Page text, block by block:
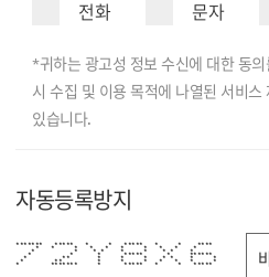
전화
문자
*귀하는 광고성 정보 수신에 대한 동
시 수집 및 이용 목적에 나열된 서비스
있습니다.
자동등록방지
******* ***** * * ***** * * ****
* * * * * * * * * *
* * * * * * * * *
* * * ***** * ******
* ** * * * * * * *
* ** * * * * * * *
* ******* * ***** * * *****